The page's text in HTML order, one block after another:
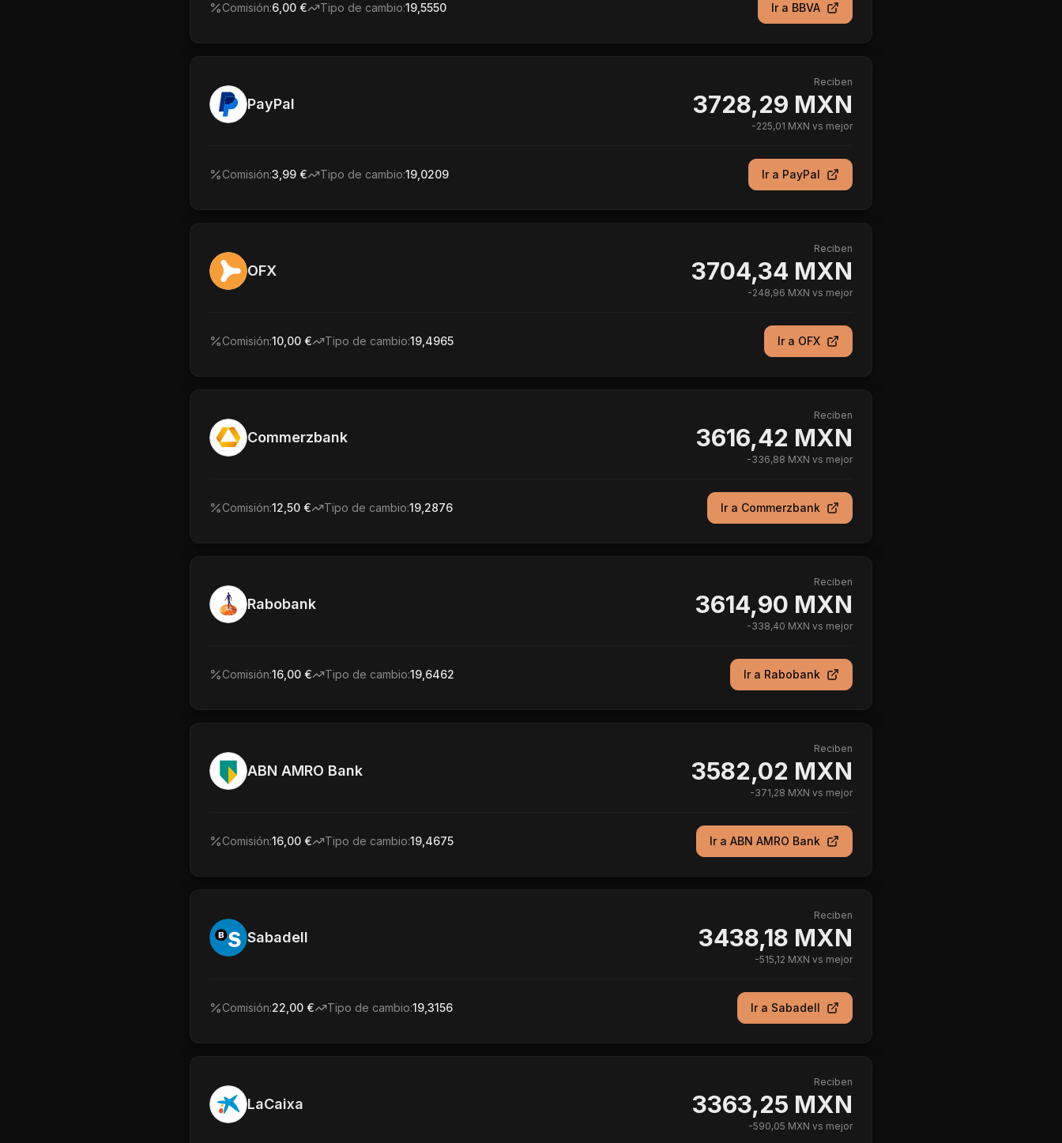
Comisión:6,00 € Tipo de cambio:19,5550 Ir a BBVA
PayPal
Reciben
3728,29 MXN
-225,01 MXN vs mejor
Comisión:3,99 € Tipo de cambio:19,0209 Ir a PayPal
OFX
Reciben
3704,34 MXN
-248,96 MXN vs mejor
Comisión:10,00 € Tipo de cambio:19,4965 Ir a OFX
Commerzbank
Reciben
3616,42 MXN
-336,88 MXN vs mejor
Comisión:12,50 € Tipo de cambio:19,2876 Ir a Commerzbank
Rabobank
Reciben
3614,90 MXN
-338,40 MXN vs mejor
Comisión:16,00 € Tipo de cambio:19,6462 Ir a Rabobank
ABN AMRO Bank
Reciben
3582,02 MXN
-371,28 MXN vs mejor
Comisión:16,00 € Tipo de cambio:19,4675 Ir a ABN AMRO Bank
Sabadell
Reciben
3438,18 MXN
-515,12 MXN vs mejor
Comisión:22,00 € Tipo de cambio:19,3156 Ir a Sabadell
LaCaixa
Reciben
3363,25 MXN
-590,05 MXN vs mejor